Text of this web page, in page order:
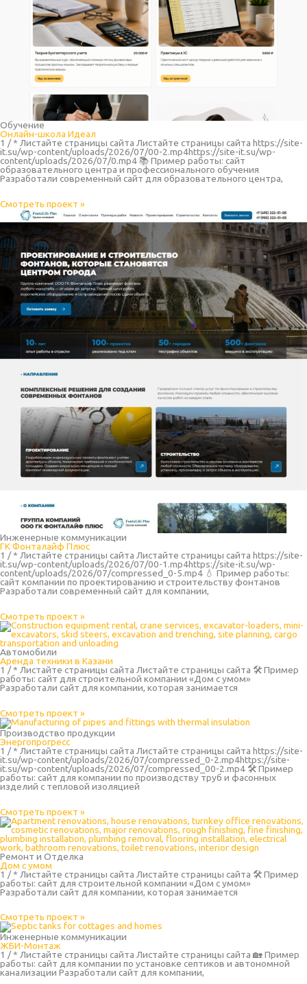
Обучение
Онлайн-школа Идеал
1 / * Листайте страницы сайта Листайте страницы сайта https://site-
it.su/wp-content/uploads/2026/07/00-2.mp4https://site-it.su/wp-
content/uploads/2026/07/0.mp4 📚 Пример работы: сайт
образовательного центра и профессионального обучения
Разработали современный сайт для образовательного центра,
Смотреть проект »
Инженерные коммуникации
ГК Фонталайф Плюс
1 / * Листайте страницы сайта Листайте страницы сайта https://site-
it.su/wp-content/uploads/2026/07/00-1.mp4https://site-it.su/wp-
content/uploads/2026/07/compressed_0-5.mp4 💧 Пример работы:
сайт компании по проектированию и строительству фонтанов
Разработали современный сайт для компании,
Смотреть проект »
Автомобили
Аренда техники в Казани
1 / * Листайте страницы сайта Листайте страницы сайта 🛠 Пример
работы: сайт для строительной компании «Дом с умом»
Разработали сайт для компании, которая занимается
Смотреть проект »
Производство продукции
Энергопрогресс
1 / * Листайте страницы сайта Листайте страницы сайта https://site-
it.su/wp-content/uploads/2026/07/compressed_0-2.mp4https://site-
it.su/wp-content/uploads/2026/07/compressed_00-2.mp4 🛠 Пример
работы: сайт для компании по производству труб и фасонных
изделий с тепловой изоляцией
Смотреть проект »
Ремонт и Отделка
Дом с умом
1 / * Листайте страницы сайта Листайте страницы сайта 🛠 Пример
работы: сайт для строительной компании «Дом с умом»
Разработали сайт для компании, которая занимается
Смотреть проект »
Инженерные коммуникации
ЖБИ-Монтаж
1 / * Листайте страницы сайта Листайте страницы сайта 🏡 Пример
работы: сайт для компании по установке септиков и автономной
канализации Разработали сайт для компании,